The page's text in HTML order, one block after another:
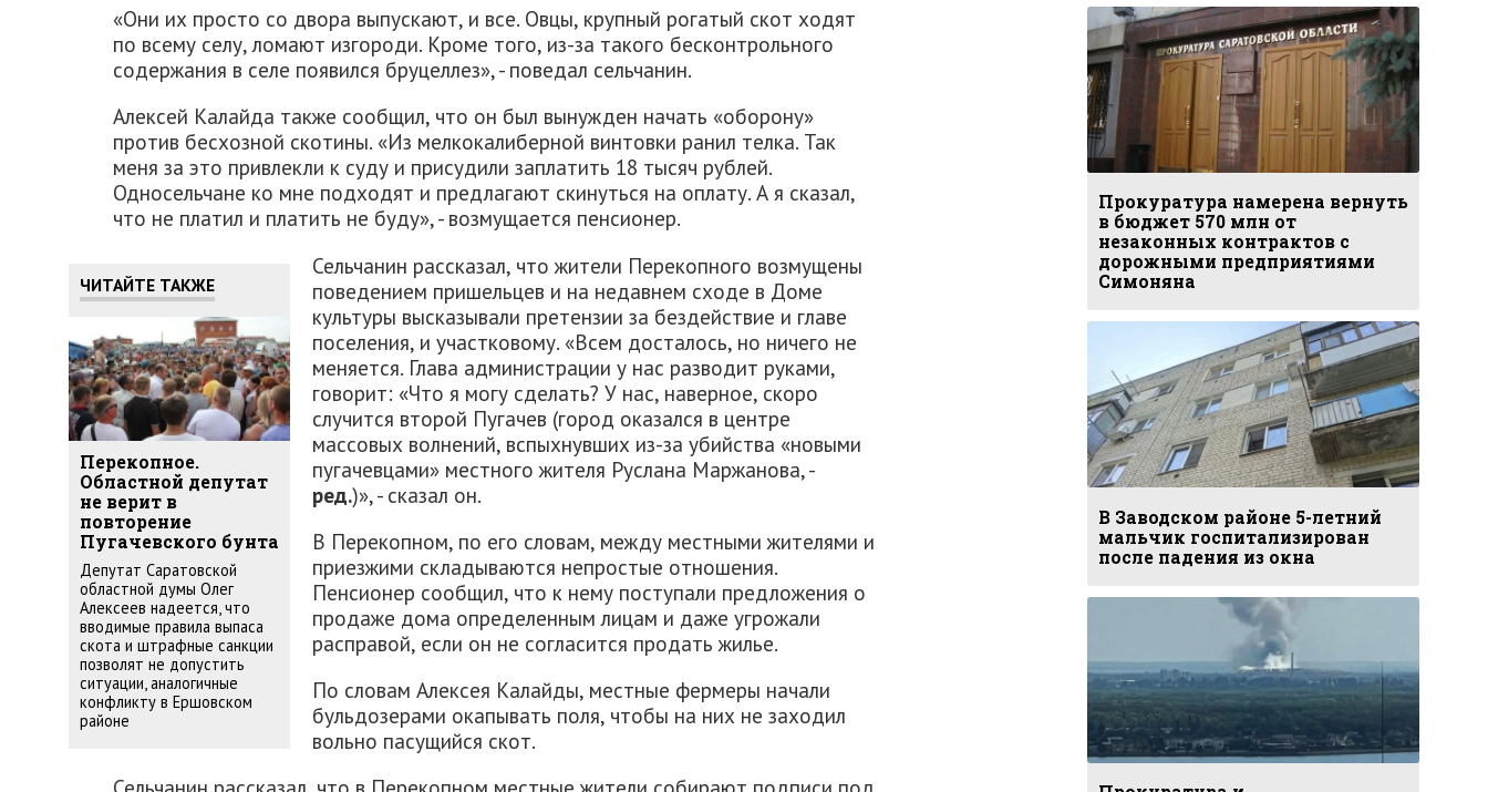
«Они их просто со двора выпускают, и все. Овцы, крупный рогатый скот ходят
по всему селу, ломают изгороди. Кроме того, из-за такого бесконтрольного
содержания в селе появился бруцеллез», - поведал сельчанин.
Алексей Калайда также сообщил, что он был вынужден начать «оборону»
против бесхозной скотины. «Из мелкокалиберной винтовки ранил телка. Так
меня за это привлекли к суду и присудили заплатить 18 тысяч рублей.
Односельчане ко мне подходят и предлагают скинуться на оплату. А я сказал,
что не платил и платить не буду», - возмущается пенсионер.
ЧИТАЙТЕ ТАКЖЕ
Перекопное.
Областной депутат
не верит в
повторение
Пугачевского бунта
Депутат Саратовской
областной думы Олег
Алексеев надеется, что
вводимые правила выпаса
скота и штрафные санкции
позволят не допустить
ситуации, аналогичные
конфликту в Ершовском
районе
Сельчанин рассказал, что жители Перекопного возмущены
поведением пришельцев и на недавнем сходе в Доме
культуры высказывали претензии за бездействие и главе
поселения, и участковому. «Всем досталось, но ничего не
меняется. Глава администрации у нас разводит руками,
говорит: «Что я могу сделать? У нас, наверное, скоро
случится второй Пугачев (город оказался в центре
массовых волнений, вспыхнувших из-за убийства «новыми
пугачевцами» местного жителя Руслана Маржанова, -
ред.)», - сказал он.
В Перекопном, по его словам, между местными жителями и
приезжими складываются непростые отношения.
Пенсионер сообщил, что к нему поступали предложения о
продаже дома определенным лицам и даже угрожали
расправой, если он не согласится продать жилье.
По словам Алексея Калайды, местные фермеры начали
бульдозерами окапывать поля, чтобы на них не заходил
вольно пасущийся скот.
Прокуратура намерена вернуть
в бюджет 570 млн от
незаконных контрактов с
дорожными предприятиями
Симоняна
В Заводском районе 5-летний
мальчик госпитализирован
после падения из окна